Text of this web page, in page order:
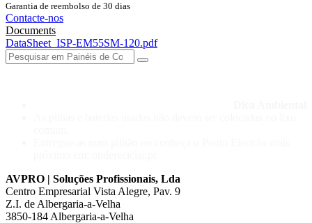
Garantia de reembolso de 30 dias
Contacte-nos
Documents
DataSheet_ISP-EM55SM-120.pdf
AVPRO | Soluções Profissionais, Lda
Centro Empresarial Vista Alegre, Pav. 9
Z.I. de Albergaria-a-Velha
3850-184 Albergaria-a-Velha